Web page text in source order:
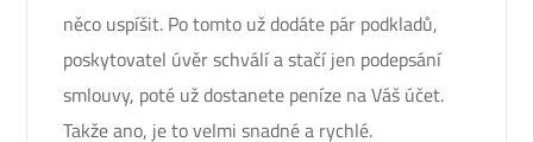
něco uspíšit. Po tomto už dodáte pár podkladů,
poskytovatel úvěr schválí a stačí jen podepsání
smlouvy, poté už dostanete peníze na Váš účet.
Takže ano, je to velmi snadné a rychlé.